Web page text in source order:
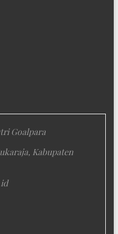
Goalpara
Kabupaten